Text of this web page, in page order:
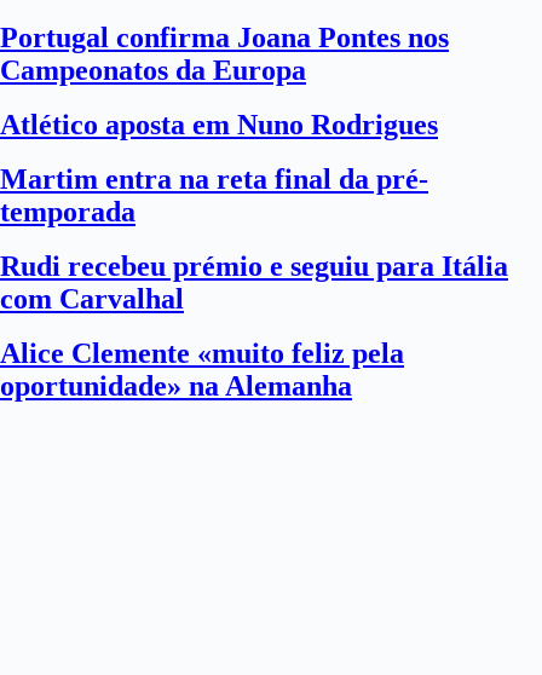
Portugal confirma Joana Pontes nos
Campeonatos da Europa
Atlético aposta em Nuno Rodrigues
Martim entra na reta final da pré-
temporada
Rudi recebeu prémio e seguiu para Itália
com Carvalhal
Alice Clemente «muito feliz pela
oportunidade» na Alemanha